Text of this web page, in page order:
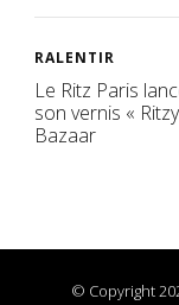
RALENTIR
Le Ritz Paris
son vernis «
Bazaar
© Copyright